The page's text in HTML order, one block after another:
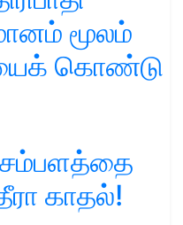
மூலம்
கொண்டு
சம்பளத்தை
காதல்!